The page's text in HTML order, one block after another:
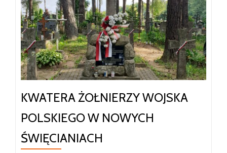
KWATERA ŻOŁNIERZY WOJSKA
POLSKIEGO W NOWYCH
ŚWIĘCIANIACH